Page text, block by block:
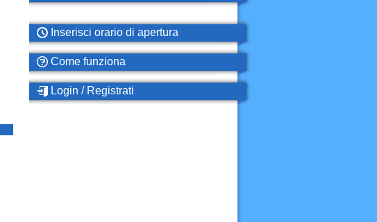
Inserisci orario di apertura
Come funziona
Login / Registrati